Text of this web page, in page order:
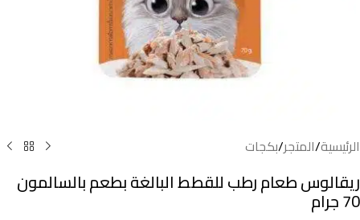
الرئيسية/المتجر/بكجات
ريقالوس طعام رطب للقطط البالغة بطعم بالسالمون
70 جرام